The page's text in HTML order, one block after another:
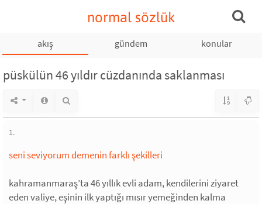
normal sözlük
akış gündem konular
püskülün 46 yıldır cüzdanında saklanması
1.
seni seviyorum demenin farklı şekilleri
kahramanmaraş’ta 46 yıllık evli adam, kendilerini ziyaret
eden valiye, eşinin ilk yaptığı mısır yemeğinden kalma